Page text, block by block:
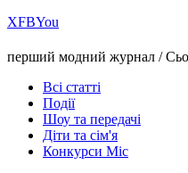
ХFBYou
перший модний журнал /
Всі статті
Події
Шоу та передачі
Діти та сім'я
Конкурси Міс